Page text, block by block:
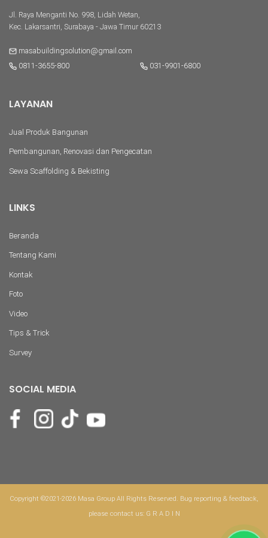
Jl. Raya Menganti No. 998, Lidah Wetan,
Kec. Lakarsantri, Surabaya - Jawa Timur 60213
masabuildingsolution@gmail.com
0811-3655-800
031-9901-6800
LAYANAN
Jual Produk Bangunan
Pembangunan, Renovasi dan Pengecatan
Sewa Scaffolding & Bekisting
LINKS
Beranda
Tentang Kami
Kontak
Foto
Video
Tips & Trick
Survey
SOCIAL MEDIA
Copyright ©2021-2026 Masa Group All Rights Reserved. Bug reporting & feedback,
please contact us: G R A D I N